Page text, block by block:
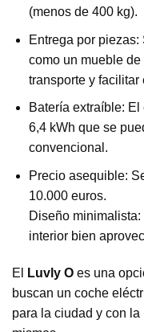
(menos de 400 kg).
Entrega por
como un mueble
transporte y facilitar
Batería extraíble:
6,4 kWh que se
convencional.
Precio asequible:
10.000 euros.
Diseño
interior bien
El Luvly O es una
buscan un coche
para la ciudad y con